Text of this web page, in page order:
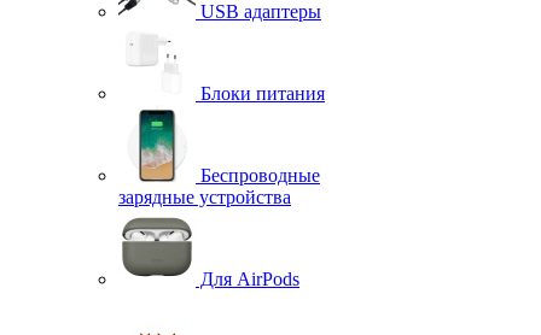
USB адаптеры
Блоки питания
Беспроводные
зарядные устройства
Для AirPods